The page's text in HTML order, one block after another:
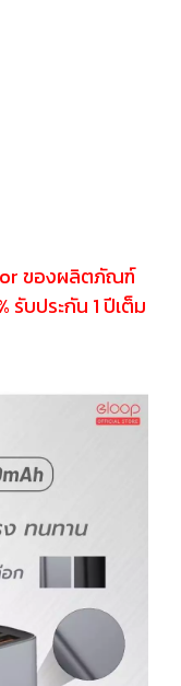
ของผลิตภัณฑ์
รับประกัน 1 ปีเต็ม